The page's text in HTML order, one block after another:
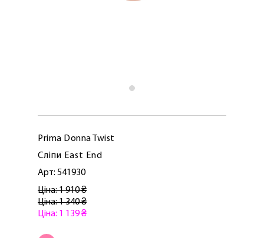
Prima Donna Twist
Сліпи East End
Арт: 541930
Ціна: 1 910 ₴
Ціна: 1 340 ₴
Ціна: 1 139 ₴